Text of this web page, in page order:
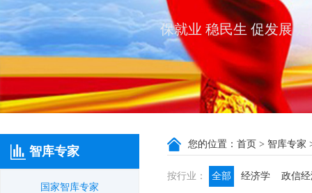
保就业 稳民生 促发展
智库专家
国家智库专家
您的位置： 首页 > 智库专家
按行业： 全部 经济学
政信